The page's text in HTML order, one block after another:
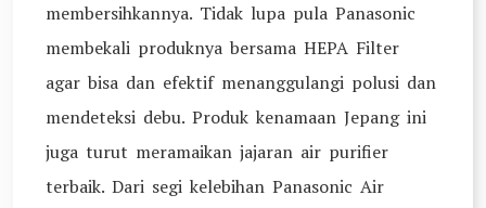
membersihkannya. Tidak lupa pula Panasonic
membekali produknya bersama HEPA Filter
agar bisa dan efektif menanggulangi polusi dan
mendeteksi debu. Produk kenamaan Jepang ini
juga turut meramaikan jajaran air purifier
terbaik. Dari segi kelebihan Panasonic Air